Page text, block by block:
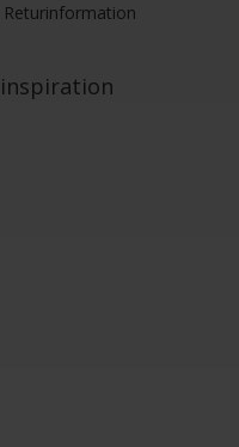
Returinformation